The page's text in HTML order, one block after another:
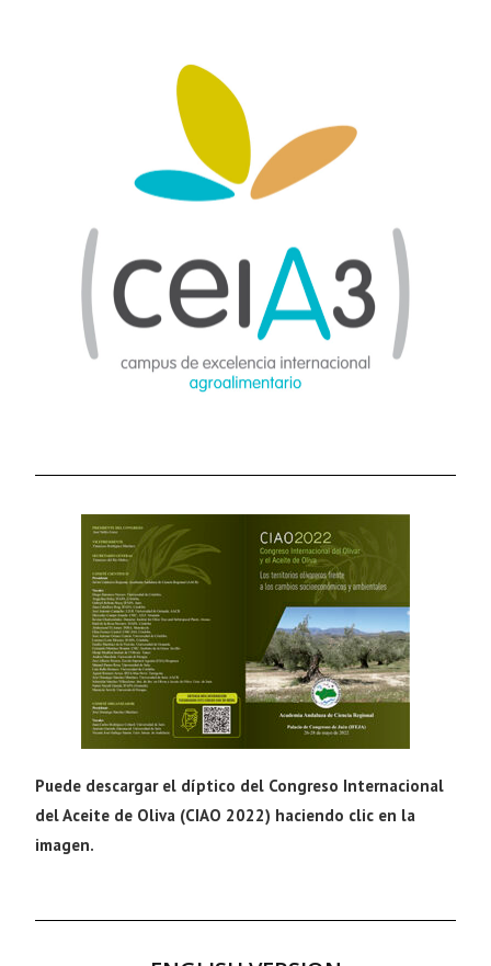
Puede descargar el díptico del Congreso Internacional
del Aceite de Oliva (CIAO 2022) haciendo clic en la
imagen.